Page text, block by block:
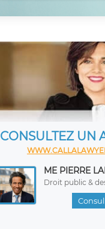
CONSULTEZ UN
ME PIERRE
Droit public &